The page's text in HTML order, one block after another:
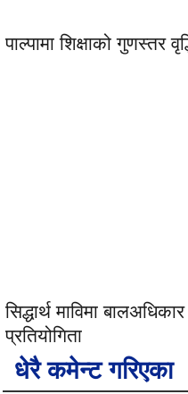
पाल्पामा शिक्षाको गुणस्तर
सिद्धार्थ माविमा
प्रतियोगिता
धेरै कमेन्ट गरिएका